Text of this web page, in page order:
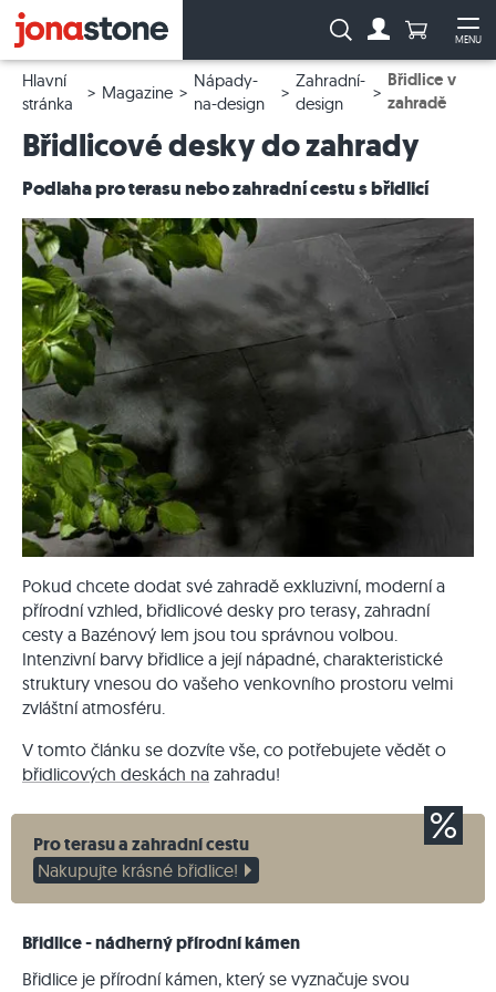
MENU
Vyhledávání:Počet
Hlavní
stránka
Magazine
Nápady-
na-design
Zahradní-
design
Břidlice v
zahradě
Břidlicové desky do zahrady
Podlaha pro terasu nebo zahradní cestu s břidlicí
Pokud chcete dodat své zahradě exkluzivní, moderní a
přírodní vzhled, břidlicové desky pro terasy, zahradní
cesty a Bazénový lem jsou tou správnou volbou.
Intenzivní barvy břidlice a její nápadné, charakteristické
struktury vnesou do vašeho venkovního prostoru velmi
zvláštní atmosféru.
V tomto článku se dozvíte vše, co potřebujete vědět o
břidlicových deskách na zahradu!
Pro terasu a zahradní cestu
Nakupujte krásné břidlice!
Břidlice - nádherný přírodní kámen
Břidlice je přírodní kámen, který se vyznačuje svou